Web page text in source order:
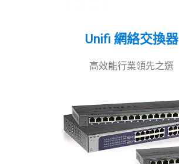
Unifi 網絡交換器
高效能行業領先之選